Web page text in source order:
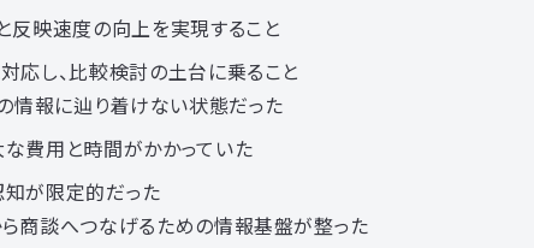
反映速度の向上を実現すること
応し、比較検討の土台に乗ること
情報に辿り着けない状態だった
費用と時間がかかっていた
が限定的だった
商談へつなげるための情報基盤が整った